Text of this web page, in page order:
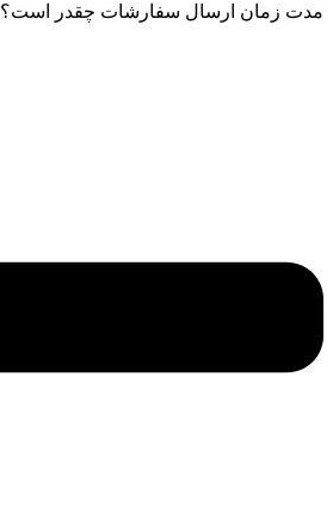
مدت زمان ارسال سفارشات چقدر است؟